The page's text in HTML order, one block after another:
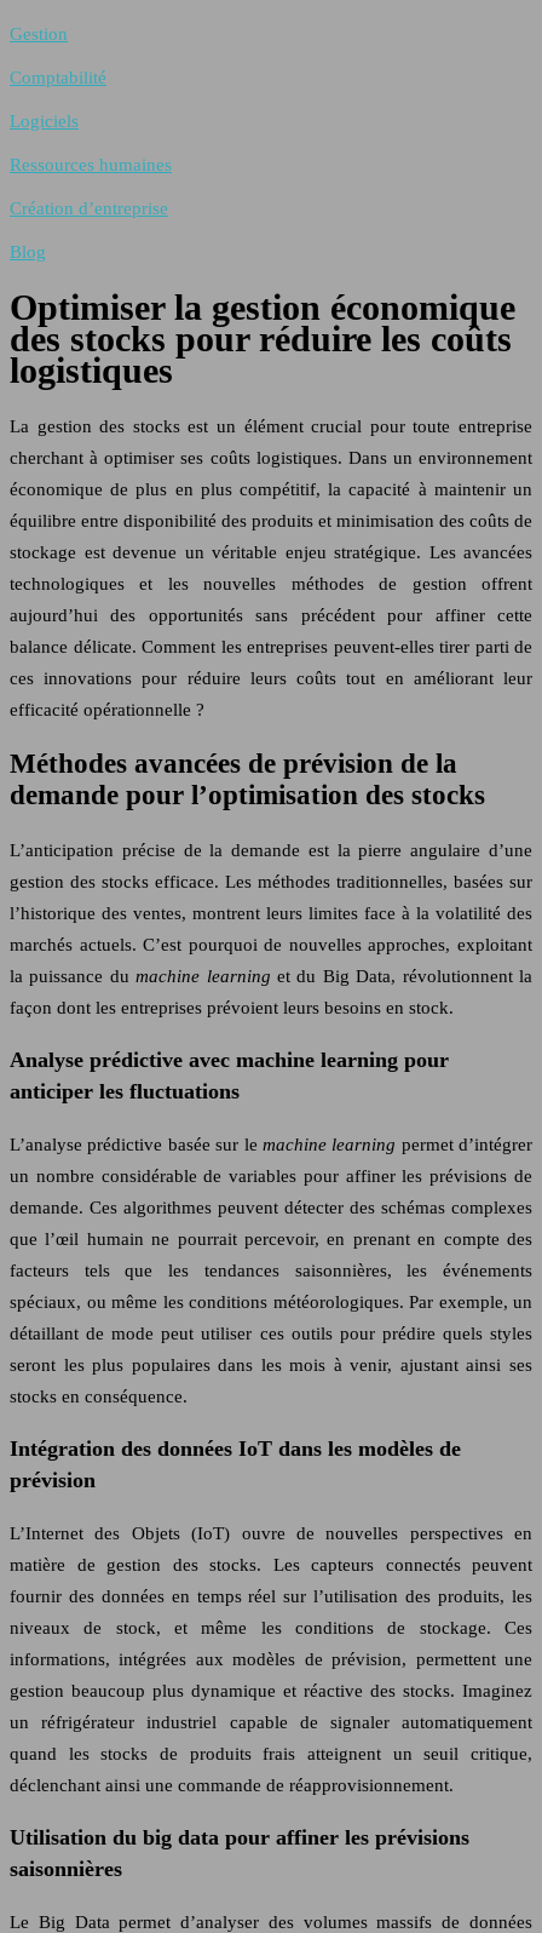
Gestion
Comptabilité
Logiciels
Ressources humaines
Création d’entreprise
Blog
Optimiser la gestion économique
des stocks pour réduire les coûts
logistiques
La gestion des stocks est un élément crucial pour toute entreprise
cherchant à optimiser ses coûts logistiques. Dans un environnement
économique de plus en plus compétitif, la capacité à maintenir un
équilibre entre disponibilité des produits et minimisation des coûts de
stockage est devenue un véritable enjeu stratégique. Les avancées
technologiques et les nouvelles méthodes de gestion offrent
aujourd’hui des opportunités sans précédent pour affiner cette
balance délicate. Comment les entreprises peuvent-elles tirer parti de
ces innovations pour réduire leurs coûts tout en améliorant leur
efficacité opérationnelle ?
Méthodes avancées de prévision de la
demande pour l’optimisation des stocks
L’anticipation précise de la demande est la pierre angulaire d’une
gestion des stocks efficace. Les méthodes traditionnelles, basées sur
l’historique des ventes, montrent leurs limites face à la volatilité des
marchés actuels. C’est pourquoi de nouvelles approches, exploitant
la puissance dumachine learninget du Big Data, révolutionnent la
façon dont les entreprises prévoient leurs besoins en stock.
Analyse prédictive avec machine learning pour
anticiper les fluctuations
L’analyse prédictive basée sur le machine learning permet d’intégrer
un nombre considérable de variables pour affiner les prévisions de
demande. Ces algorithmes peuvent détecter des schémas complexes
que l’œil humain ne pourrait percevoir, en prenant en compte des
facteurs tels que les tendances saisonnières, les événements
spéciaux, ou même les conditions météorologiques. Par exemple, un
détaillant de mode peut utiliser ces outils pour prédire quels styles
seront les plus populaires dans les mois à venir, ajustant ainsi ses
stocks en conséquence.
Intégration des données IoT dans les modèles de
prévision
L’Internet des Objets (IoT) ouvre de nouvelles perspectives en
matière de gestion des stocks. Les capteurs connectés peuvent
fournir des données en temps réel sur l’utilisation des produits, les
niveaux de stock, et même les conditions de stockage. Ces
informations, intégrées aux modèles de prévision, permettent une
gestion beaucoup plus dynamique et réactive des stocks. Imaginez
un réfrigérateur industriel capable de signaler automatiquement
quand les stocks de produits frais atteignent un seuil critique,
déclenchant ainsi une commande de réapprovisionnement.
Utilisation du big data pour affiner les prévisions
saisonnières
Le Big Data permet d’analyser des volumes massifs de données